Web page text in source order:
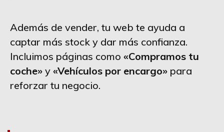
Además de vender, tu web te ayuda a
captar más stock y dar más confianza.
Incluimos páginas como «Compramos tu
coche» y «Vehículos por encargo» para
reforzar tu negocio.